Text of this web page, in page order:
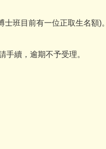
班目前有一位正取生名額)。
續，逾期不予受理。